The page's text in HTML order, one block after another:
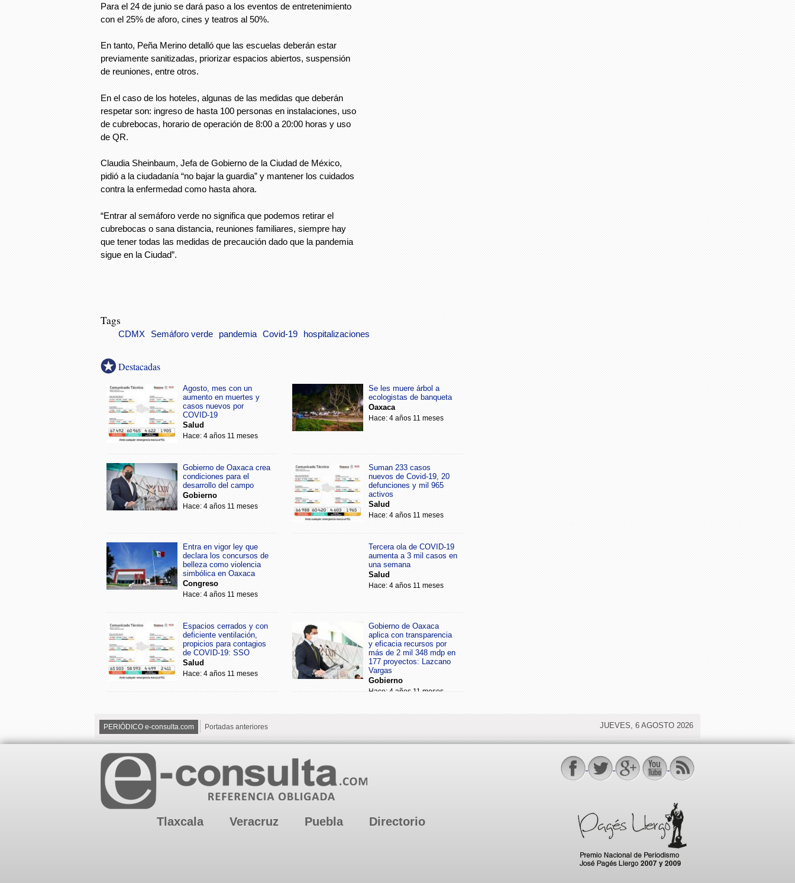
Para el 24 de junio se dará paso a los eventos de entretenimiento
con el 25% de aforo, cines y teatros al 50%.
En tanto, Peña Merino detalló que las escuelas deberán estar
previamente sanitizadas, priorizar espacios abiertos, suspensión
de reuniones, entre otros.
En el caso de los hoteles, algunas de las medidas que deberán
respetar son: ingreso de hasta 100 personas en instalaciones, uso
de cubrebocas, horario de operación de 8:00 a 20:00 horas y uso
de QR.
Claudia Sheinbaum, Jefa de Gobierno de la Ciudad de México,
pidió a la ciudadanía “no bajar la guardia” y mantener los cuidados
contra la enfermedad como hasta ahora.
“Entrar al semáforo verde no significa que podemos retirar el
cubrebocas o sana distancia, reuniones familiares, siempre hay
que tener todas las medidas de precaución dado que la pandemia
sigue en la Ciudad”.
Tags
CDMX Semáforo verde pandemia Covid-19 hospitalizaciones
Destacadas
Agosto, mes con un
aumento en muertes y
casos nuevos por
COVID-19
Salud
Hace: 4 años 11 meses
Se les muere árbol a
ecologistas de banqueta
Oaxaca
Hace: 4 años 11 meses
Gobierno de Oaxaca crea
condiciones para el
desarrollo del campo
Gobierno
Hace: 4 años 11 meses
Suman 233 casos
nuevos de Covid-19, 20
defunciones y mil 965
activos
Salud
Hace: 4 años 11 meses
Entra en vigor ley que
declara los concursos de
belleza como violencia
simbólica en Oaxaca
Congreso
Hace: 4 años 11 meses
Tercera ola de COVID-19
aumenta a 3 mil casos en
una semana
Salud
Hace: 4 años 11 meses
Espacios cerrados y con
deficiente ventilación,
propicios para contagios
de COVID-19: SSO
Salud
Hace: 4 años 11 meses
Gobierno de Oaxaca
aplica con transparencia
y eficacia recursos por
más de 2 mil 348 mdp en
177 proyectos: Lazcano
Vargas
Gobierno
Hace: 4 años 11 meses
PERIÓDICO e-consulta.com Portadas anteriores JUEVES, 6 AGOSTO 2026
Tlaxcala Veracruz Puebla Directorio